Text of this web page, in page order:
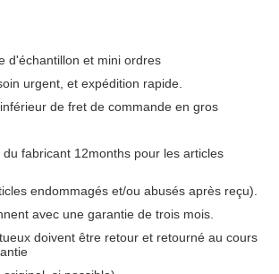
d'échantillon et mini ordres
urgent, et expédition rapide.
de fret de commande en gros
fabricant 12months pour les articles
endommagés et/ou abusés après reçu).
avec une garantie de trois mois.
doivent être retour et retourné au cours